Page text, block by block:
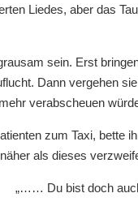
Liedes, aber das
sein. Erst
Dann vergehen
verabscheuen
zum Taxi, bette
als dieses
„…… Du bist doch